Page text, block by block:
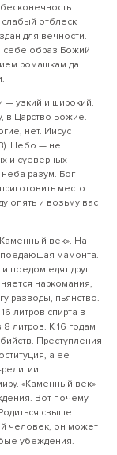
отблеск
для вечности.
себе образ Божий
ромашкам да
— узкий и широкий.
в Царство Божие.
нет. Иисус
Небо — не
и суеверных
разум. Бог
место
опять и возьму вас
век». На
мамонта.
поедом едят друг
наркомания,
разводы, пьянство.
литров спирта в
литров. К 16 годам
Преступления
а ее
«Каменный век»
Вот почему
свыше
человек, он может
убеждения.